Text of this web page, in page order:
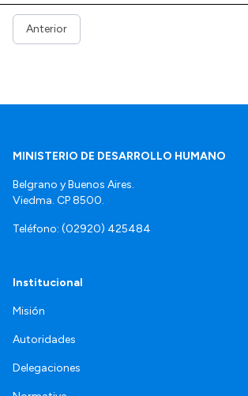
Anterior
MINISTERIO DE DESARROLLO HUMANO
Belgrano y Buenos Aires.
Viedma. CP 8500.
Teléfono: (02920) 425484
Institucional
Misión
Autoridades
Delegaciones